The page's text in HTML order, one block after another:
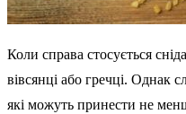
Коли справа стосується
вівсянці або гречці. Однак
які можуть принести не